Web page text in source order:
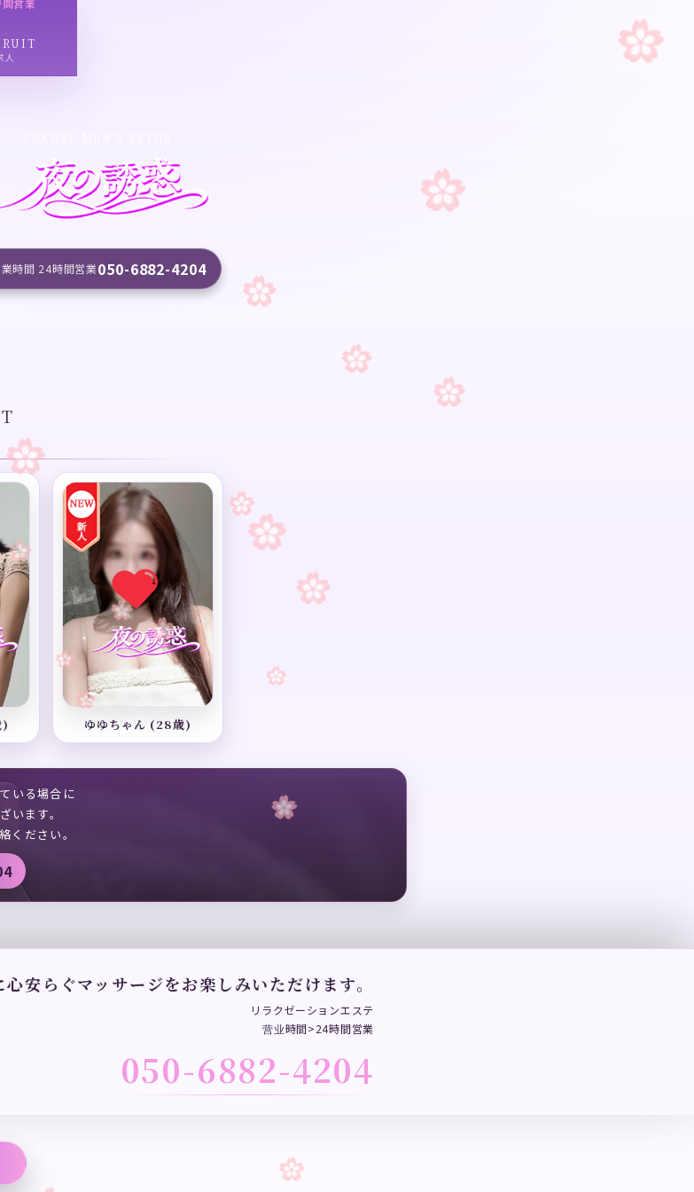
営業
人
時間 24時間営業050-6882-4204
) ゆゆちゃん (28歳)
いる場合に
います。
ください。
安らぐマッサージをお楽しみいただけます。
リラクゼーションエステ
营业時間>24時間営業
050-6882-4204